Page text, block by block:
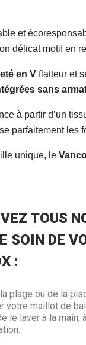
et
délicat motif en
en V flatteur et
sans
à partir d’un
parfaitement les
unique, le
TOUS
SOIN DE
:
plage ou de la
votre maillot de
le laver à la main,